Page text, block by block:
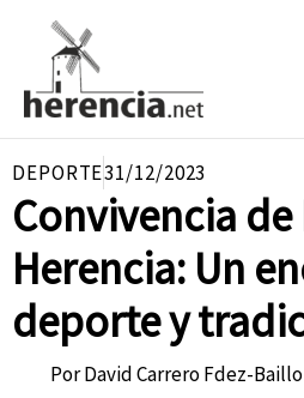
contenido
DEPORTE31/12/2023
Convivencia de
Herencia: Un
deporte y
PorDavid Carrero Fdez-Baillo